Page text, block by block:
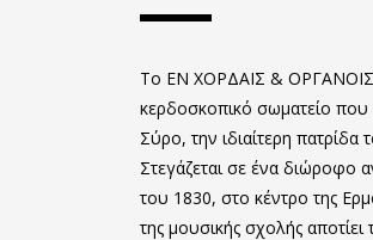
Το ΕΝ ΧΟΡΔΑΙΣ & ΟΡΓΑΝΟΙΣ
κερδοσκοπικό σωματείο που
Σύρο, την ιδιαίτερη
Στεγάζεται σε ένα διώροφο
του 1830, στο κέντρο της
της μουσικής σχολής